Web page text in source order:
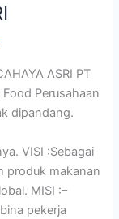
ASRI PT
Perusahaan
dipandang.
VISI :Sebagai
produk makanan
MISI :–
pekerja